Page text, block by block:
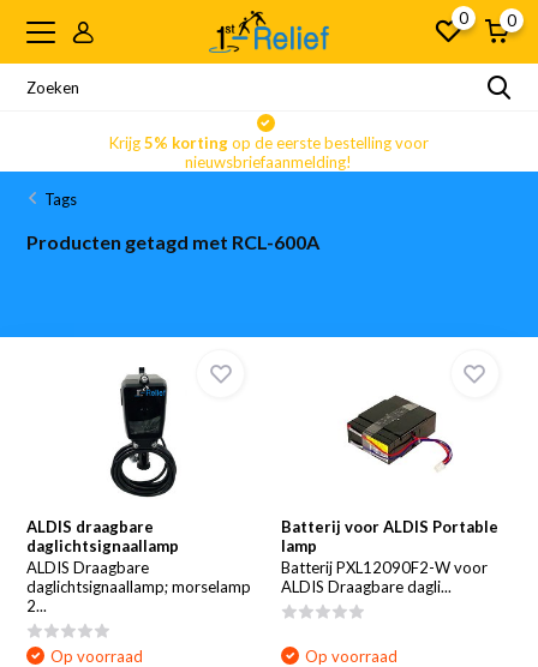
0 0
Krijg5% kortingop de eerste bestelling voor
nieuwsbriefaanmelding!
Tags
Producten getagd met RCL-600A
ALDIS draagbare
daglichtsignaallamp
ALDIS Draagbare
daglichtsignaallamp; morselamp
2...
Op voorraad
Batterij voor ALDIS Portable
lamp
Batterij PXL12090F2-W voor
ALDIS Draagbare dagli...
Op voorraad